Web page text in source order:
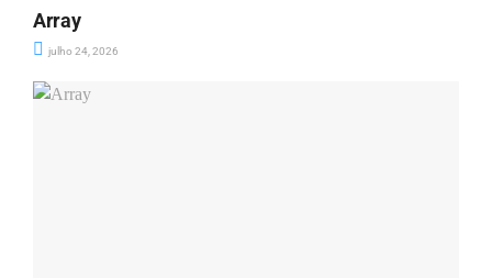
Array
julho 24, 2026